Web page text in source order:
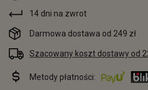
14 dni na zwrot
Darmowa dostawa od 249 zł
Szacowany koszt dostawy od
Metody płatności: